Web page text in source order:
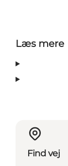
Læs mere
Find vej